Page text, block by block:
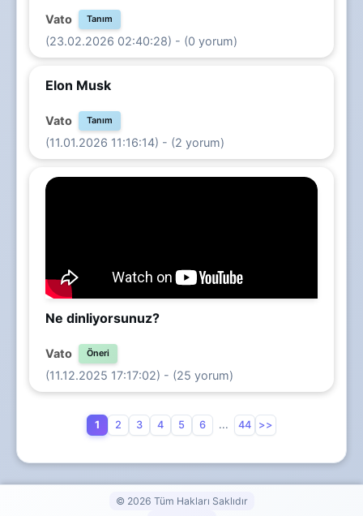
Vato Tanım
(23.02.2026 02:40:28) - (0 yorum)
Elon Musk
Vato Tanım
(11.01.2026 11:16:14) - (2 yorum)
Ne dinliyorsunuz?
Vato Öneri
(11.12.2025 17:17:02) - (25 yorum)
1 2 3 4 5 6 ... 44 >>
© 2026 Tüm Hakları Saklıdır